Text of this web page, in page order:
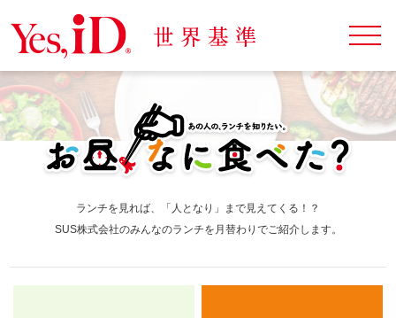
ランチを見れば、「人となり」まで見えてくる！？
SUS株式会社のみんなのランチを月替わりでご紹介します。